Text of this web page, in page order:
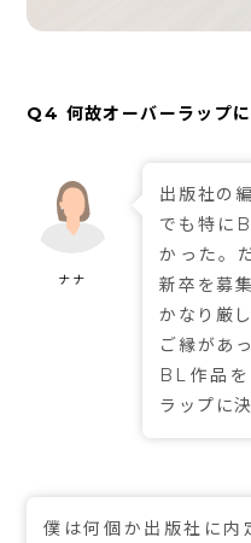
Q4 何故オーバーラップ
出版社の
でも特に
かった。
新卒を募
かなり厳
ご縁があ
BL作品
ラップに決
僕は何個か出版社に内